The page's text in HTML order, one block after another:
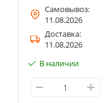
Самовывоз:
11.08.2026
Доставка:
11.08.2026
В наличии